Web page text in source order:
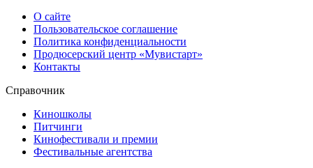
О сайте
Пользовательское соглашение
Политика конфиденциальности
Продюсерский центр «Мувистарт»
Контакты
Справочник
Киношколы
Питчинги
Кинофестивали и премии
Фестивальные агентства